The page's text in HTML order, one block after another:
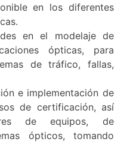
en los diferentes
en el modelaje de
ópticas, para
de tráfico, fallas,
e implementación de
de certificación, así
de equipos, de
ópticos, tomando